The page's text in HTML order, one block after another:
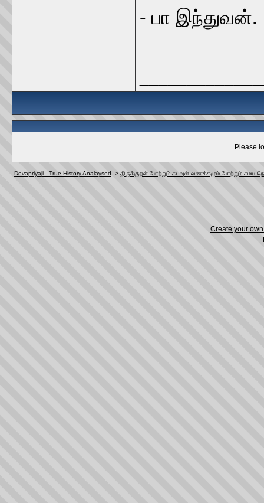
- பா இந்துவன்.
Please
Devapriyaji - True History Analaysed -> திருக்குறள் போற்றும் கடவுள் வணக்கமும் போற்றும் சமய
Create your